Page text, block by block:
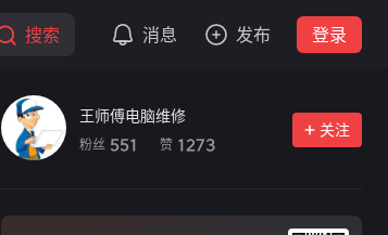
搜索 消息 发布 登录
王师傅电脑维修
粉丝 551 赞 1273
关注